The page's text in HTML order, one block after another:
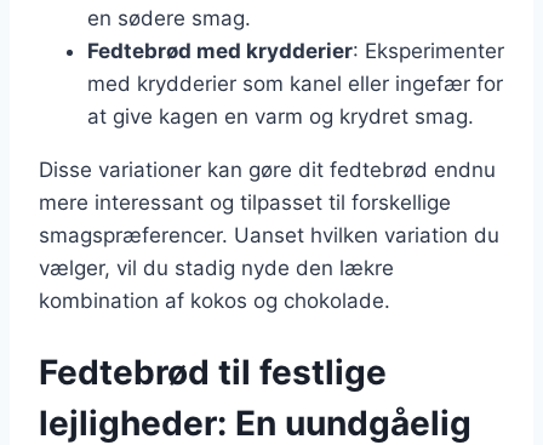
en sødere smag.
Fedtebrød med krydderier: Eksperimenter
med krydderier som kanel eller ingefær for
at give kagen en varm og krydret smag.
Disse variationer kan gøre dit fedtebrød endnu
mere interessant og tilpasset til forskellige
smagspræferencer. Uanset hvilken variation du
vælger, vil du stadig nyde den lækre
kombination af kokos og chokolade.
Fedtebrød til festlige
lejligheder: En uundgåelig